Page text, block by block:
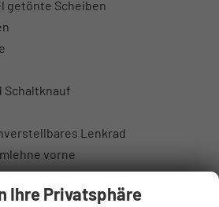
getönte Scheiben
Schaltknauf
Lenkrad
vorne
der Vordersitze
Fahrer- und Beifahrersitz
Ihre Privatsphäre